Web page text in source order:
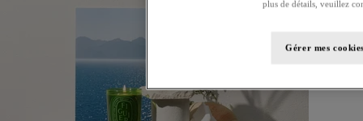
plus de détails, veuillez
Gérer mes